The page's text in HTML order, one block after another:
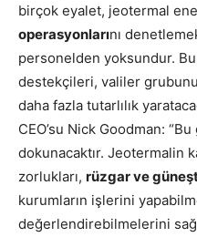
birçok eyalet, jeotermal
operasyonlarını
personelden yoksundur.
destekçileri, valiler
daha fazla tutarlılık
CEO’su Nick Goodman:
dokunacaktır. Jeotermalin
zorlukları, rüzgar ve
kurumların işlerini
değerlendirebilmelerini